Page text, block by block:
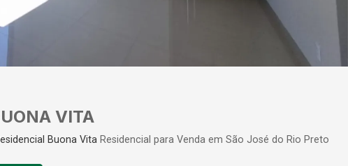
VITA
Buona Vita Residencial para Venda em São José do Rio Preto